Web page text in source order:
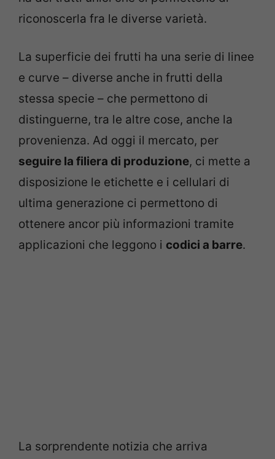
riconoscerla fra le diverse varietà.
La superficie dei frutti ha una serie di linee
e curve – diverse anche in frutti della
stessa specie – che permettono di
distinguerne, tra le altre cose, anche la
provenienza. Ad oggi il mercato, per
seguire la filiera di produzione, ci mette a
disposizione le etichette e i cellulari di
ultima generazione ci permettono di
ottenere ancor più informazioni tramite
applicazioni che leggono i codici a barre.
La sorprendente notizia che arriva